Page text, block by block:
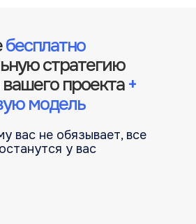
бесплатно
стратегию
проекта+
модель
вас не обязывает, все
у вас